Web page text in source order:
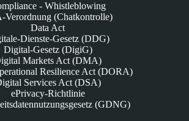
- Whistleblowing
Verordnung (Chatkontrolle)
Data Act
Dienste-Gesetz (DDG)
Digital-Gesetz (DigiG)
Markets Act (DMA)
Resilience Act (DORA)
Services Act (DSA)
ePrivacy-Richtlinie
(GDNG)